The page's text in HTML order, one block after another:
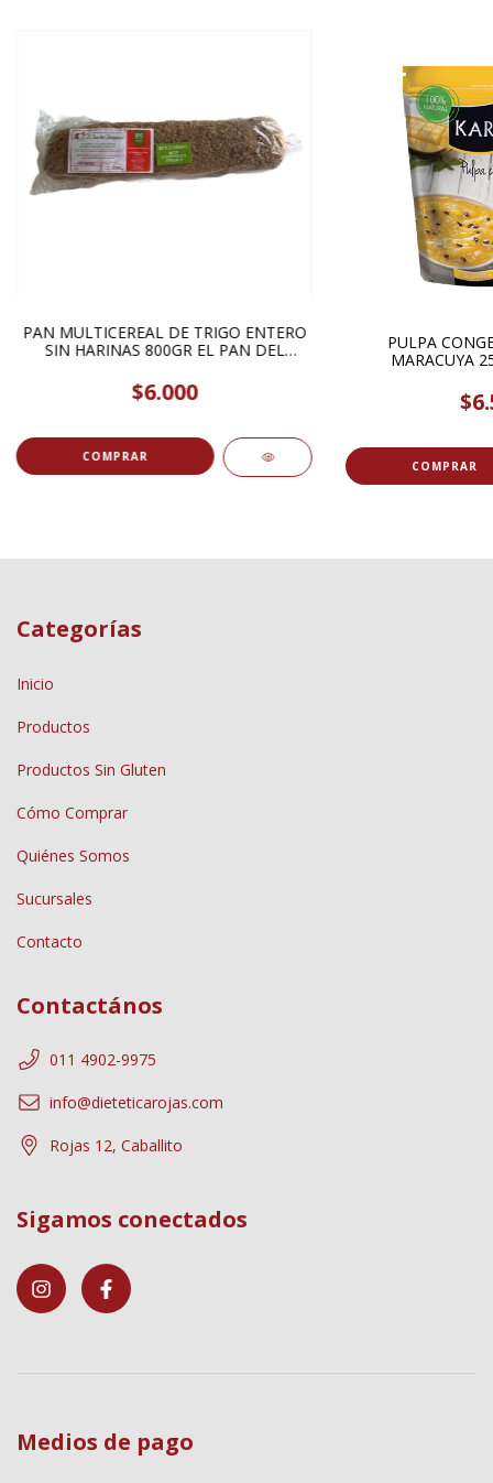
PAN MULTICEREAL DE TRIGO ENTERO
SIN HARINAS 800GR EL PAN DEL
$6.000
PULPA
Categorías
Inicio
Productos
Productos Sin Gluten
Cómo Comprar
Quiénes Somos
Sucursales
Contacto
Contactános
011 4902-9975
info@dieteticarojas.com
Rojas 12, Caballito
Sigamos conectados
Medios de pago